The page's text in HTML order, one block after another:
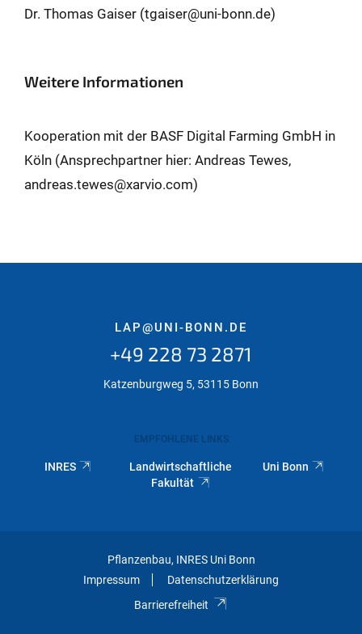
Dr. Thomas Gaiser (tgaiser@uni-bonn.de)
Weitere Informationen
Kooperation mit der BASF Digital Farming GmbH in
Köln (Ansprechpartner hier: Andreas Tewes,
andreas.tewes@xarvio.com)
LAP@UNI-BONN.DE
+49 228 73 2871
Katzenburgweg 5, 53115 Bonn
EMPFOHLENE LINKS
INRES
Landwirtschaftliche
Fakultät
Uni Bonn
Pflanzenbau, INRES Uni Bonn
Impressum
Datenschutzerklärung
Barrierefreiheit